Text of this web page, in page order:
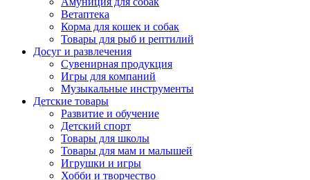
Ветаптека
Корма для кошек и собак
Товары для рыб и рептилий
Досуг и развлечения
Сувенирная продукция
Игры для компаний
Музыкальные инструменты
Детские товары
Развитие и обучение
Детский спорт
Товары для школы
Товары для мам и малышей
Игрушки и игры
Хобби и творчество